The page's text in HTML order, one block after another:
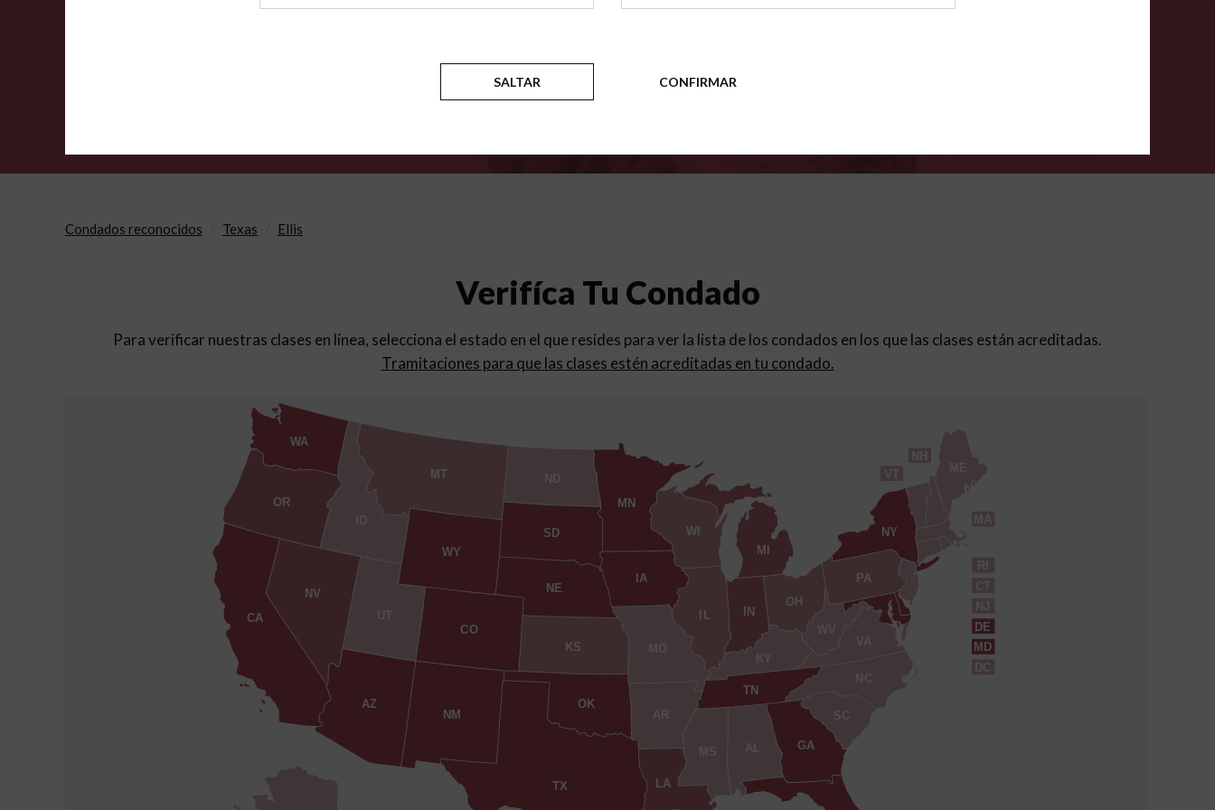
Condados reconocidos Texas Ellis
Verifíca Tu Condado
Para verificar nuestras clases en línea, selecciona el estado en el que resides para ver la lista de los condados en los que las clases están acreditadas.
Tramitaciones para que las clases estén acreditadas en tu condado.
AL
AZ
AR
CA
CO
CT
DE
DC
GA
ID
IN
IA
KS
KY
LA
ME
MD
MA
MI
MN
MS
MO
MT
NE
NV
NH
NJ
NM
NY
NC
ND
OH
OK
OR
PA
RI
SC
SD
TN
TX
UT
VT
VA
WA
WV
WI
WY
SALTAR CONFIRMAR